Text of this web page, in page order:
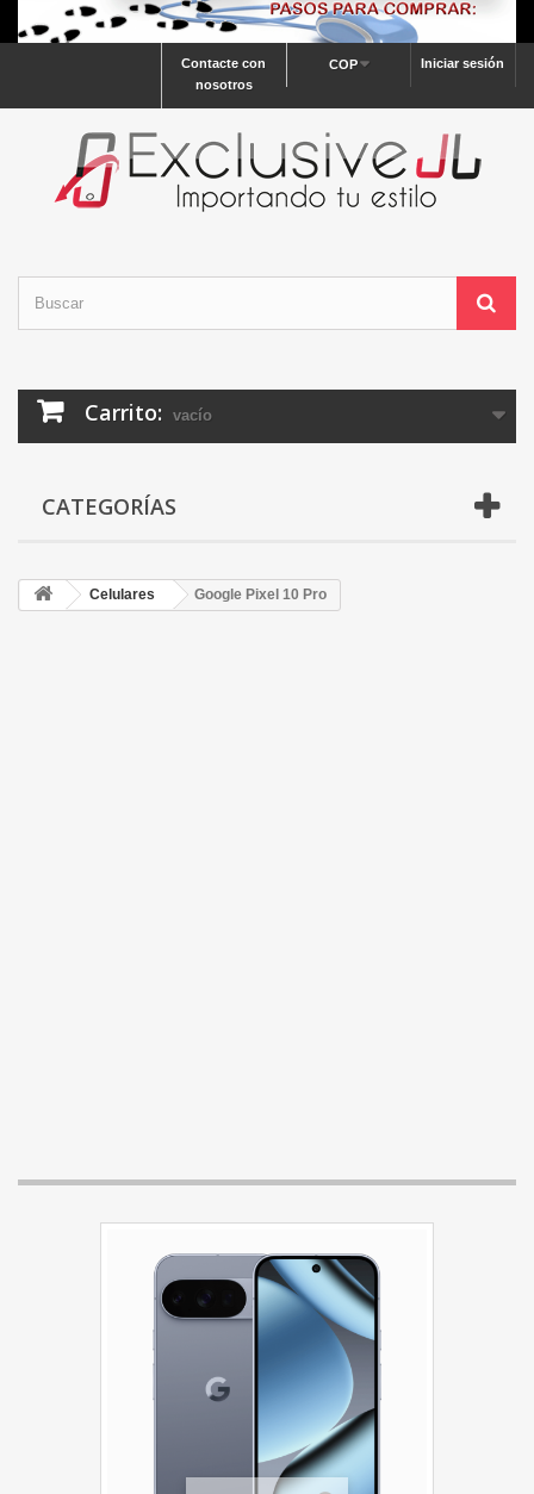
Iniciar sesión
COP
Contacte con
nosotros
Carrito: vacío
CATEGORÍAS
Celulares Google Pixel 10 Pro